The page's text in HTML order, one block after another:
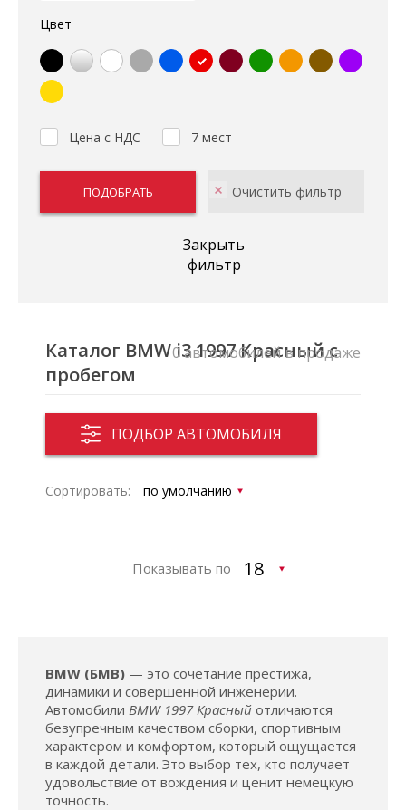
Цвет
Цена с НДС 7 мест
Закрыть
фильтр
Каталог BMW i3 1997 Красный с
пробегом
ПОДБОР АВТОМОБИЛЯ
0 автомобилей в продаже
Сортировать:
Показывать по
BMW (БМВ) — это сочетание престижа,
динамики и совершенной инженерии.
Автомобили BMW 1997 Красный отличаются
безупречным качеством сборки, спортивным
характером и комфортом, который ощущается
в каждой детали. Это выбор тех, кто получает
удовольствие от вождения и ценит немецкую
точность.